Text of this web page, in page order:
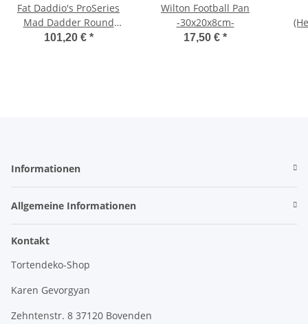
Fat Daddio's ProSeries
Mad Dadder Round
Set/3
101,20 € *
Wilton Football Pan
-30x20x8cm-
17,50 € *
Informationen
Allgemeine Informationen
Kontakt
Tortendeko-Shop
Karen Gevorgyan
Zehntenstr. 8 37120 Bovenden